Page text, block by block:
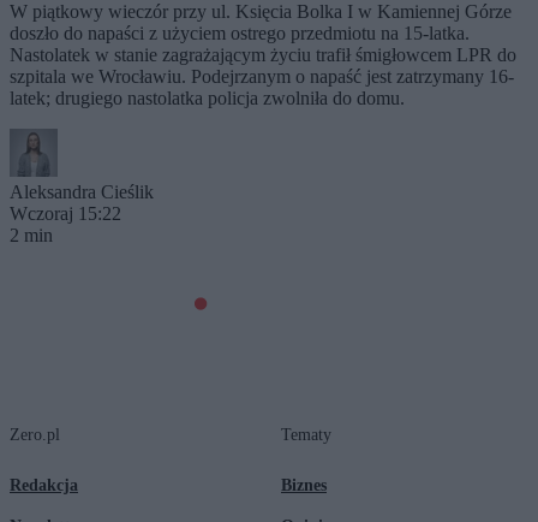
W piątkowy wieczór przy ul. Księcia Bolka I w Kamiennej Górze
doszło do napaści z użyciem ostrego przedmiotu na 15-latka.
Nastolatek w stanie zagrażającym życiu trafił śmigłowcem LPR do
szpitala we Wrocławiu. Podejrzanym o napaść jest zatrzymany 16-
latek; drugiego nastolatka policja zwolniła do domu.
Aleksandra Cieślik
Wczoraj 15:22
2 min
Zero.pl
Redakcja
Tematy
Biznes